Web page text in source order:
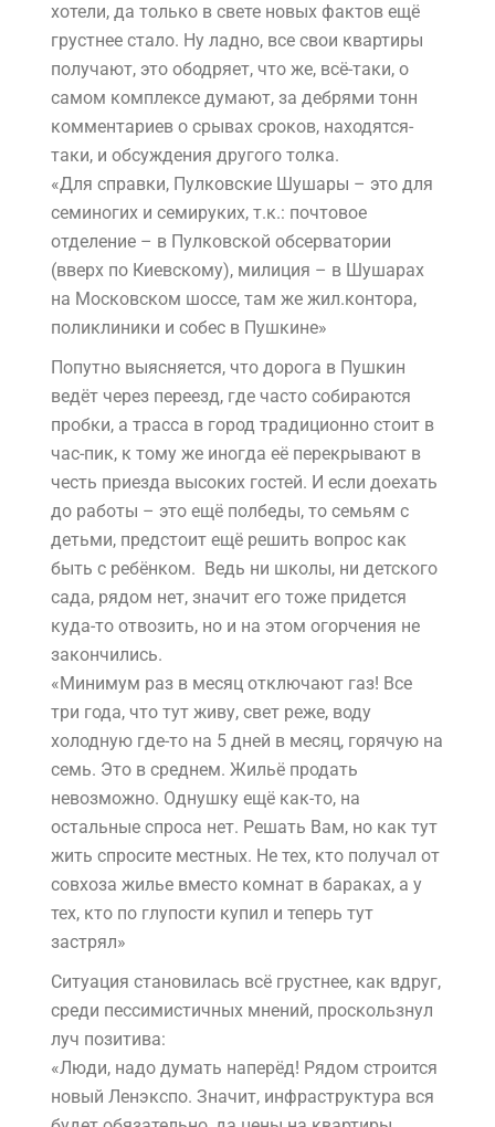
хотели, да только в свете новых фактов ещё
грустнее стало. Ну ладно, все свои квартиры
получают, это ободряет, что же, всё-таки, о
самом комплексе думают, за дебрями тонн
комментариев о срывах сроков, находятся-
таки, и обсуждения другого толка.
«Для справки, Пулковские Шушары – это для
семиногих и семируких, т.к.: почтовое
отделение – в Пулковской обсерватории
(вверх по Киевскому), милиция – в Шушарах
на Московском шоссе, там же жил.контора,
поликлиники и собес в Пушкине»
Попутно выясняется, что дорога в Пушкин
ведёт через переезд, где часто собираются
пробки, а трасса в город традиционно стоит в
час-пик, к тому же иногда её перекрывают в
честь приезда высоких гостей. И если доехать
до работы – это ещё полбеды, то семьям с
детьми, предстоит ещё решить вопрос как
быть с ребёнком. Ведь ни школы, ни детского
сада, рядом нет, значит его тоже придется
куда-то отвозить, но и на этом огорчения не
закончились.
«Минимум раз в месяц отключают газ! Все
три года, что тут живу, свет реже, воду
холодную где-то на 5 дней в месяц, горячую на
семь. Это в среднем. Жильё продать
невозможно. Однушку ещё как-то, на
остальные спроса нет. Решать Вам, но как тут
жить спросите местных. Не тех, кто получал от
совхоза жилье вместо комнат в бараках, а у
тех, кто по глупости купил и теперь тут
застрял»
Ситуация становилась всё грустнее, как вдруг,
среди пессимистичных мнений, проскользнул
луч позитива:
«Люди, надо думать наперёд! Рядом строится
новый Ленэкспо. Значит, инфраструктура вся